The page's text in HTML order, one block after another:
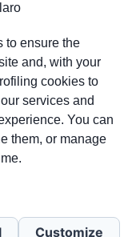
to ensure the
and, with your
cookies to
services and
You can
them, or manage
Customize